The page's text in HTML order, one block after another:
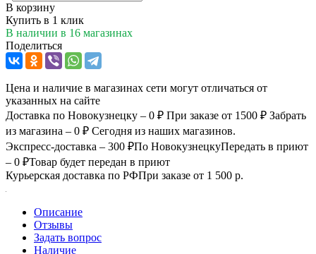
В корзину
Купить в 1 клик
В наличии в 16 магазинах
Поделиться
Цена и наличие в магазинах сети могут отличаться от
указанных на сайте
Доставка по Новокузнецку – 0 ₽ При заказе от 1500 ₽ Забрать
из магазина – 0 ₽ Сегодня из наших магазинов.
Экспресс-доставка – 300 ₽По НовокузнецкуПередать в приют
– 0 ₽Товар будет передан в приют
Курьерская доставка по РФПри заказе от 1 500 р.
Описание
Отзывы
Задать вопрос
Наличие